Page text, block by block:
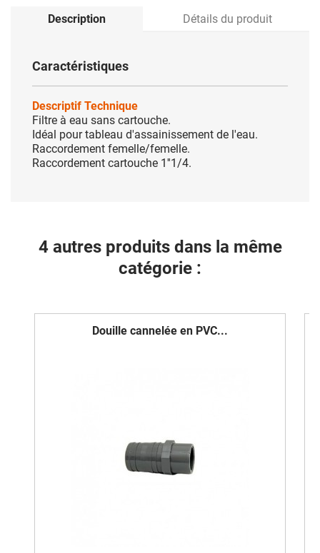
Description Détails du produit
Caractéristiques
Descriptif Technique
Filtre à eau sans cartouche.
Idéal pour tableau d'assainissement de l'eau.
Raccordement femelle/femelle.
Raccordement cartouche 1''1/4.
4 autres produits dans la même
catégorie :
Douille cannelée en PVC...